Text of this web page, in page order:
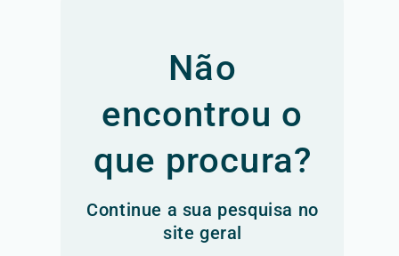
Não
encontrou o
que procura?
Continue a sua pesquisa no
site geral